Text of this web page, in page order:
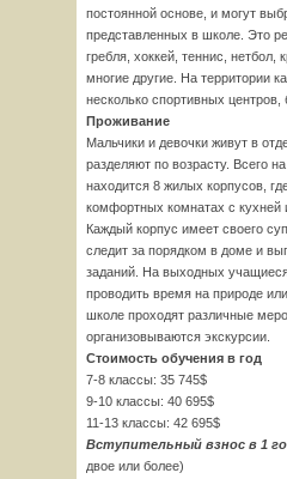
постоянной основе, и могут
представленных в школе. Это
гребля, хоккей, теннис, нетбол,
многие другие. На территории
несколько спортивных центров,
Проживание
Мальчики и девочки живут в
разделяют по возрасту. Всего
находится 8 жилых корпусов,
комфортных комнатах с кухней
Каждый корпус имеет своего
следит за порядком в доме и
заданий. На выходных
проводить время на природе
школе проходят различные
организовываются экскурсии.
Стоимость обучения в год
7-8 классы: 35 745$
9-10 классы: 40 695$
11-13 классы: 42 695$
Вступительный взнос в 1
двое или более)